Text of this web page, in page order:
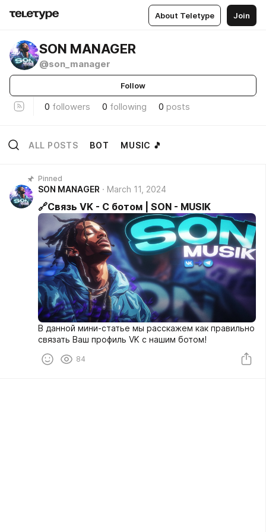
About Teletype Join
SON MANAGER
@son_manager
Follow
0 followers 0 following 0 posts
ALL POSTS BOT MUSIC 🎵
Pinned
SON MANAGER March 11, 2024
🔗Связь VK - С ботом | SON - MUSIK
В данной мини-статье мы расскажем как правильно
связать Bаш профиль VK с нашим ботом!
84